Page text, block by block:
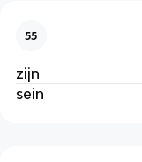
55
zijn
sein